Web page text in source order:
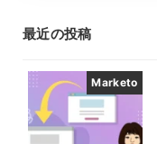
最近の投稿
Marketo